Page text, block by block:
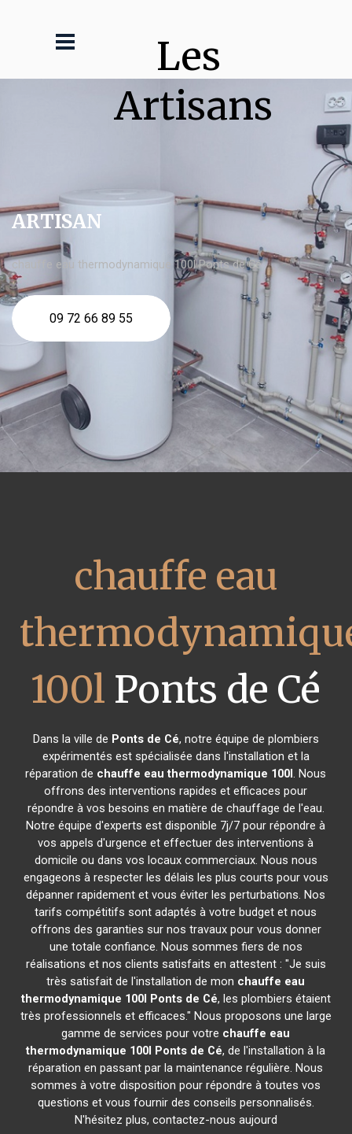
Les
Artisans
ARTISAN
chauffe eau thermodynamique 100l Ponts de Cé
09 72 66 89 55
chauffe eau
100l Ponts de Cé
Dans la ville de Ponts de Cé, notre équipe de plombiers
expérimentés est spécialisée dans l'installation et la
réparation de chauffe eau thermodynamique 100l. Nous
offrons des interventions rapides et efficaces pour
répondre à vos besoins en matière de chauffage de l'eau.
Notre équipe d'experts est disponible 7j/7 pour répondre à
vos appels d'urgence et effectuer des interventions à
domicile ou dans vos locaux commerciaux. Nous nous
engageons à respecter les délais les plus courts pour vous
dépanner rapidement et vous éviter les perturbations. Nos
tarifs compétitifs sont adaptés à votre budget et nous
offrons des garanties sur nos travaux pour vous donner
une totale confiance. Nous sommes fiers de nos
réalisations et nos clients satisfaits en attestent : "Je suis
très satisfait de l'installation de mon chauffe eau
thermodynamique 100l Ponts de Cé, les plombiers étaient
très professionnels et efficaces." Nous proposons une large
gamme de services pour votre chauffe eau
thermodynamique 100l Ponts de Cé, de l'installation à la
réparation en passant par la maintenance régulière. Nous
sommes à votre disposition pour répondre à toutes vos
questions et vous fournir des conseils personnalisés.
N'hésitez plus, contactez-nous aujourd